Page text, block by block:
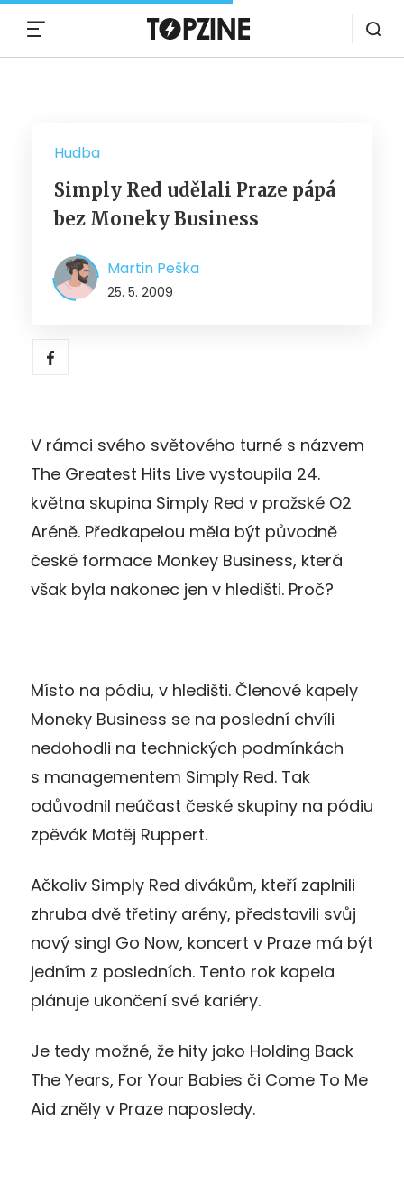
Hudba
Simply Red udělali Praze pápá
bez Moneky Business
Martin Peška
25. 5. 2009
V rámci svého světového turné s názvem
The Greatest Hits Live vystoupila 24.
května skupina Simply Red v pražské O2
Aréně. Předkapelou měla být původně
české formace Monkey Business, která
však byla nakonec jen v hledišti. Proč?
Místo na pódiu, v hledišti. Členové kapely
Moneky Business se na poslední chvíli
nedohodli na technických podmínkách
s managementem Simply Red. Tak
odůvodnil neúčast české skupiny na pódiu
zpěvák Matěj Ruppert.
Ačkoliv Simply Red divákům, kteří zaplnili
zhruba dvě třetiny arény, představili svůj
nový singl Go Now, koncert v Praze má být
jedním z posledních. Tento rok kapela
plánuje ukončení své kariéry.
Je tedy možné, že hity jako Holding Back
The Years, For Your Babies či Come To Me
Aid zněly v Praze naposledy.